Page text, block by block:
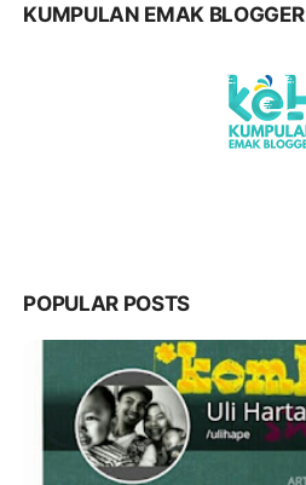
KUMPULAN EMAK BLOGGER
POPULAR POSTS